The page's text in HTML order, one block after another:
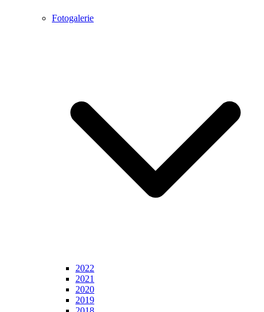
Fotogalerie
2022
2021
2020
2019